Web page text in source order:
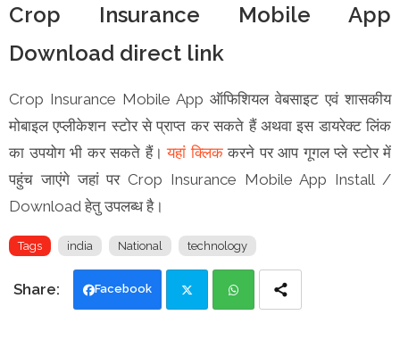
Crop Insurance Mobile App
Download direct link
Crop Insurance Mobile App ऑफिशियल वेबसाइट एवं शासकीय
मोबाइल एप्लीकेशन स्टोर से प्राप्त कर सकते हैं अथवा इस डायरेक्ट लिंक
का उपयोग भी कर सकते हैं।यहां क्लिककरने पर आप गूगल प्ले स्टोर में
पहुंच जाएंगे जहां पर Crop Insurance Mobile App Install /
Download हेतु उपलब्ध है।
Tags india National technology
Facebook